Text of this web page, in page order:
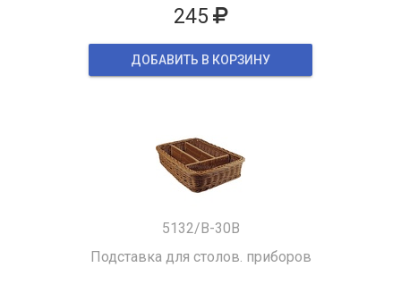
245
ДОБАВИТЬ В КОРЗИНУ
5132/B-30B
Подставка для столов. приборов